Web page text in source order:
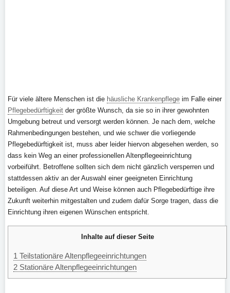
Für viele ältere Menschen ist die häusliche Krankenpflege im Falle einer
Pflegebedürftigkeit der größte Wunsch, da sie so in ihrer gewohnten
Umgebung betreut und versorgt werden können. Je nach dem, welche
Rahmenbedingungen bestehen, und wie schwer die vorliegende
Pflegebedürftigkeit ist, muss aber leider hiervon abgesehen werden, so
dass kein Weg an einer professionellen Altenpflegeeinrichtung
vorbeiführt. Betroffene sollten sich dem nicht gänzlich versperren und
stattdessen aktiv an der Auswahl einer geeigneten Einrichtung
beteiligen. Auf diese Art und Weise können auch Pflegebedürftige ihre
Zukunft weiterhin mitgestalten und zudem dafür Sorge tragen, dass die
Einrichtung ihren eigenen Wünschen entspricht.
Inhalte auf dieser Seite
1 Teilstationäre Altenpflegeeinrichtungen
2 Stationäre Altenpflegeeinrichtungen